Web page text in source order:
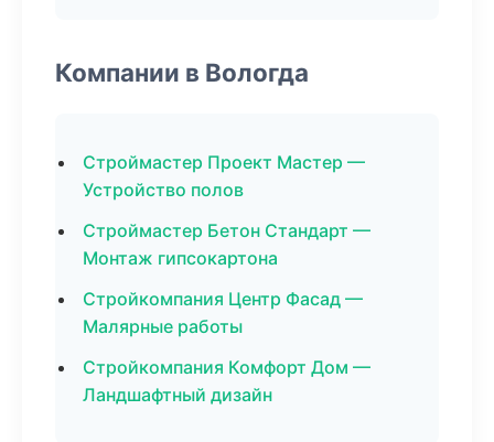
Компании в Вологда
Строймастер Проект Мастер —
Устройство полов
Строймастер Бетон Стандарт —
Монтаж гипсокартона
Стройкомпания Центр Фасад —
Малярные работы
Стройкомпания Комфорт Дом —
Ландшафтный дизайн